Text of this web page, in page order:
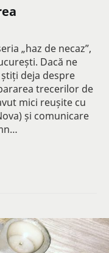
„haz de necaz”,
Dacă ne
deja despre
trecerilor de
mici reușite cu
și comunicare